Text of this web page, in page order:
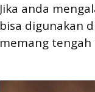
Jika anda
bisa digunakan
memang